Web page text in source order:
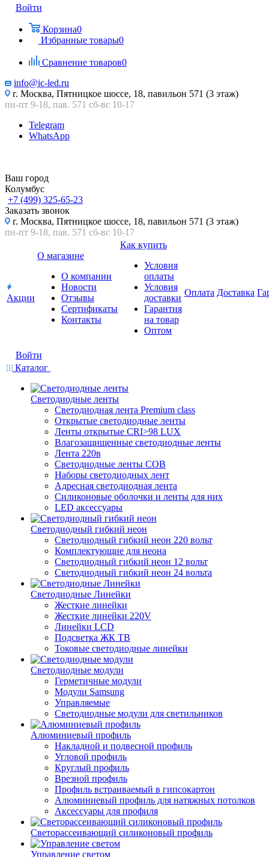
Войти
Корзина0
Избранные товары0
Сравнение товаров0
info@ic-led.ru
г. Москва, Пятницкое шоссе, 18, павильон 571 (3 этаж)
пн-пт 9-18, пав. 571 сб-вс 10-17
Telegram
WhatsApp
Ваш город
Колумбус
+7 (499) 325-65-23
Заказать звонок
г. Москва, Пятницкое шоссе, 18, павильон 571 (3 этаж)
пн-пт 9-18, пав. 571 сб-вс 10-17
Акции
О магазине
О компании
Новости
Отзывы
Сертификаты
Контакты
Как купить
Условия
оплаты
Условия
доставки
Гарантия
на товар
Оптом
Оплата Доставка
Войти
Каталог
Светодиодные ленты
Светодиодная лента Premium class
Открытые светодиодные ленты
Ленты открытые CRI>98 LUX
Влагозащищенные светодиодные ленты
Лента 220в
Светодиодные ленты COB
Наборы светодиодных лент
Адресная светодиодная лента
Силиконовые оболочки и ленты для них
LED аксессуары
Светодиодный гибкий неон
Светодиодный гибкий неон 220 вольт
Комплектующие для неона
Светодиодный гибкий неон 12 вольт
Светодиодный гибкий неон 24 вольта
Светодиодные Линейки
Жесткие линейки
Жесткие линейки 220V
Линейки LCD
Подсветка ЖК ТВ
Токовые светодиодные линейки
Светодиодные модули
Герметичные модули
Модули Samsung
Управляемые
Светодиодные модули для светильников
Алюминиевый профиль
Накладной и подвесной профиль
Угловой профиль
Круглый профиль
Врезной профиль
Профиль встраиваемый в гипсокартон
Алюминиевый профиль для натяжных потолков
Аксессуары для профиля
Светорассеивающий силиконовый профиль
Управление светом